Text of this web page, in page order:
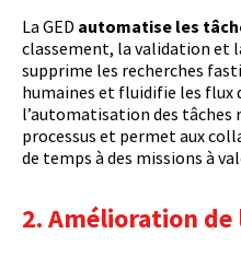
La GED automatise les
classement, la validation et
supprime les recherches
humaines et fluidifie les flux
l’automatisation des
processus et permet aux
de temps à des missions à
2. Amélioration